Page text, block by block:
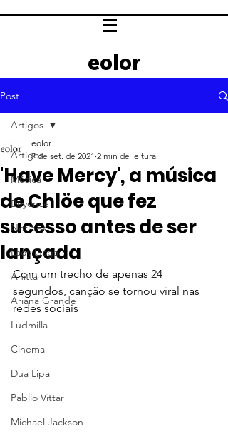
eolor
Post
Artigos
Música
Beyoncé
Notícias
Lady Gaga
Anitta
Ariana Grande
Ludmilla
Cinema
Dua Lipa
Pabllo Vittar
Michael Jackson
Artigos
'Have Mercy', a música
de Chlöe que fez
sucesso antes de ser
lançada
eolor
7 de set. de 2021 2 min de leitura
Com um trecho de apenas 24
segundos, canção se tornou viral nas
redes sociais